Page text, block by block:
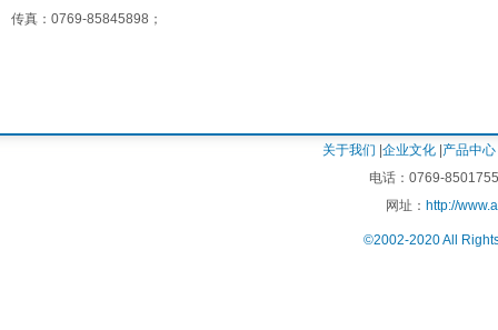
传真：0769-85845898；
关于我们 企业文化 产品中心
电话：0769-
网址： http://
©2002-2020 All